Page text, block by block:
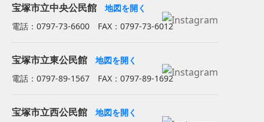
宝塚市立中央公民館
地図を開く
電話：0797-73-6600 FAX：0797-73-6012
宝塚市立東公民館
地図を開く
電話：0797-89-1567 FAX：0797-89-1692
宝塚市立西公民館
地図を開く